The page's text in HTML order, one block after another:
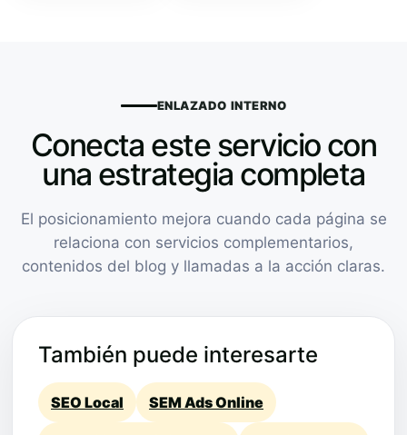
ENLAZADO INTERNO
Conecta este servicio con
una estrategia completa
El posicionamiento mejora cuando cada página se
relaciona con servicios complementarios,
contenidos del blog y llamadas a la acción claras.
También puede interesarte
SEO Local SEM Ads Online